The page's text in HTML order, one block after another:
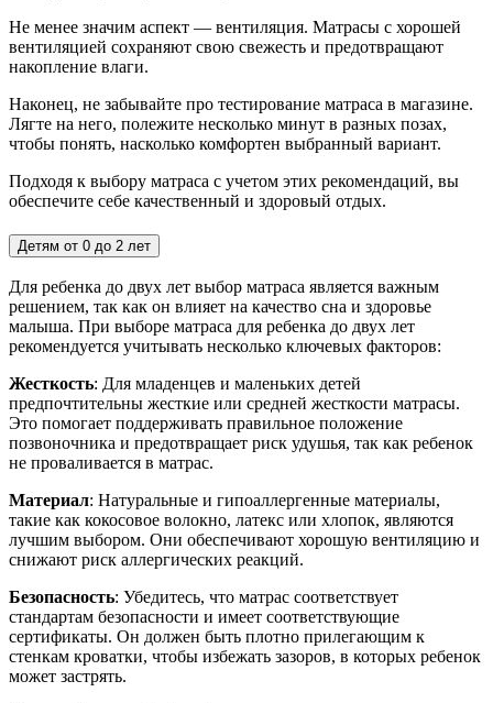
Не менее значим аспект — вентиляция. Матрасы с хорошей
вентиляцией сохраняют свою свежесть и предотвращают
накопление влаги.
Наконец, не забывайте про тестирование матраса в магазине.
Лягте на него, полежите несколько минут в разных позах,
чтобы понять, насколько комфортен выбранный вариант.
Подходя к выбору матраса с учетом этих рекомендаций, вы
обеспечите себе качественный и здоровый отдых.
Детям от 0 до 2 лет
Для ребенка до двух лет выбор матраса является важным
решением, так как он влияет на качество сна и здоровье
малыша. При выборе матраса для ребенка до двух лет
рекомендуется учитывать несколько ключевых факторов:
Жесткость: Для младенцев и маленьких детей
предпочтительны жесткие или средней жесткости матрасы.
Это помогает поддерживать правильное положение
позвоночника и предотвращает риск удушья, так как ребенок
не проваливается в матрас.
Материал: Натуральные и гипоаллергенные материалы,
такие как кокосовое волокно, латекс или хлопок, являются
лучшим выбором. Они обеспечивают хорошую вентиляцию и
снижают риск аллергических реакций.
Безопасность: Убедитесь, что матрас соответствует
стандартам безопасности и имеет соответствующие
сертификаты. Он должен быть плотно прилегающим к
стенкам кроватки, чтобы избежать зазоров, в которых ребенок
может застрять.